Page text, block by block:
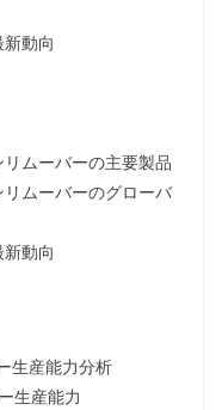
動向
ムーバーの主要製品
ムーバーのグローバ
動向
生産能力分析
生産能力